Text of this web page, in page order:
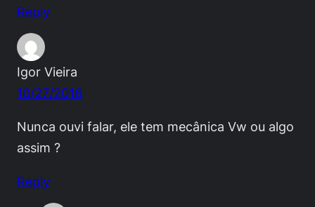
Reply
Igor Vieira
10/27/2016
Nunca ouvi falar, ele tem mecânica Vw ou algo
assim ?
Reply